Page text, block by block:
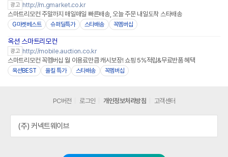
광고 http://m.gmarket.co.kr
스마트리모컨 주말까지 매일매일 빠른배송, 오늘 주문 내일도착 스타배송
G마켓베스트 슈퍼딜특가 스타배송 꼭멤버십
옥션 스마트리모컨
광고 http://mobile.auction.co.kr
스마트리모컨 꼭멤버십 월 이용료만큼 캐시보장! 쇼핑 5%적립&무료반품 혜택
옥션BEST 올킬 특가 스타배송 꼭멤버십
PC버전 로그인 개인정보처리방침 고객센터
(주) 커넥트웨이브